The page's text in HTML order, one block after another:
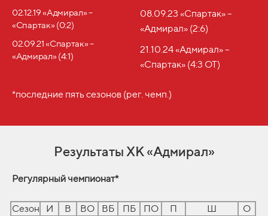
02.12.19 «Адмирал» –
«Спартак» (0:2)
02.09.21 «Спартак» –
«Адмирал» (4:1)
08.09.23 «Спартак» –
«Адмирал» (2:6)
21.10.24 «Адмирал» –
«Спартак» (4:3 ОТ)
*последние пять сезонов (рег. чемп.)
Результаты ХК «Адмирал»
Регулярный чемпионат*
Сезон И В ВО ВБ ПБ ПО П Ш
О